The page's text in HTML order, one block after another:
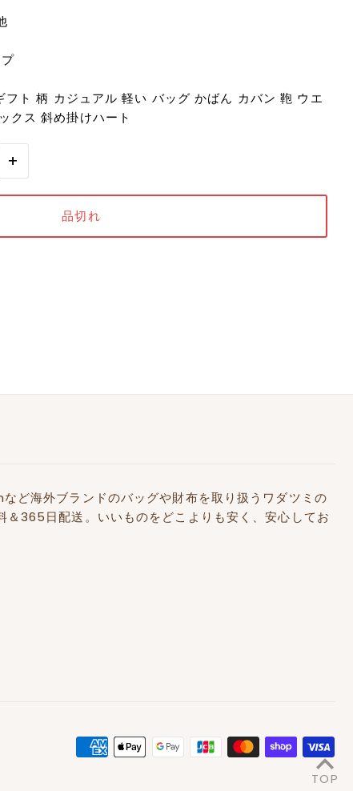
ト 柄 カジュアル 軽い バッグ かばん カバン 鞄 ウエ
クス 斜め掛けハート
+
海外ブランドのバッグや財布を取り扱うワダツミの
＆365日配送。いいものをどこよりも安く、安心してお
TOP